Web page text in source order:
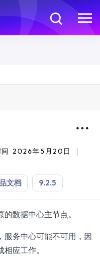
2026年5月20日
文档 9.2.5
数据中心主节点。
服务中心可能不可用，因
应工作。